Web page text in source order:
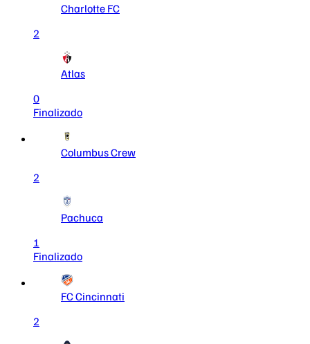
Charlotte FC
2
Atlas
0
Finalizado
Columbus Crew
2
Pachuca
1
Finalizado
FC Cincinnati
2